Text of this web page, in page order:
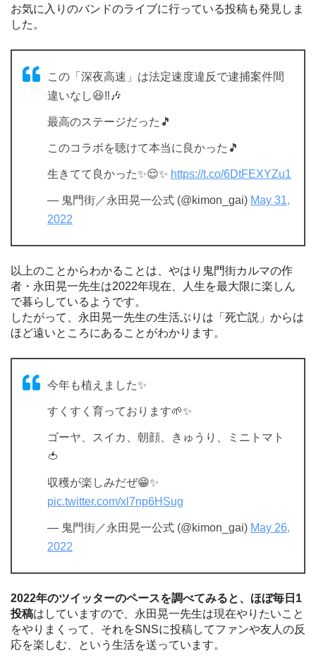
お気に入りのバンドのライブに行っている投稿も発見しま
した。
この「深夜高速」は法定速度違反で逮捕案件間
違いなし😆‼️🎶
最高のステージだった🎵
このコラボを聴けて本当に良かった🎵
生きてて良かった✨😌✨ https://t.co/6DtFEXYZu1
— 鬼門街／永田晃一公式 (@kimon_gai) May 31,
2022
以上のことからわかることは、やはり鬼門街カルマの作
者・永田晃一先生は2022年現在、人生を最大限に楽しん
で暮らしているようです。
したがって、永田晃一先生の生活ぶりは「死亡説」からは
ほど遠いところにあることがわかります。
今年も植えました✨
すくすく育っております🌱✨
ゴーヤ、スイカ、朝顔、きゅうり、ミニトマト
🍅
収穫が楽しみだぜ😁✨
pic.twitter.com/xl7np6HSug
— 鬼門街／永田晃一公式 (@kimon_gai) May 26,
2022
2022年のツイッターのペースを調べてみると、ほぼ毎日1
投稿はしていますので、永田晃一先生は現在やりたいこと
をやりまくって、それをSNSに投稿してファンや友人の反
応を楽しむ、という生活を送っています。